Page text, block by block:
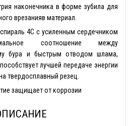
наконечника в форме зубила для
врезанияв материал.
4С с усиленным сердечником
соотношение между
бура и быстрым отводом шлама,
лучшей передаче энергии
твердосплавный резец.
защищает от коррозии